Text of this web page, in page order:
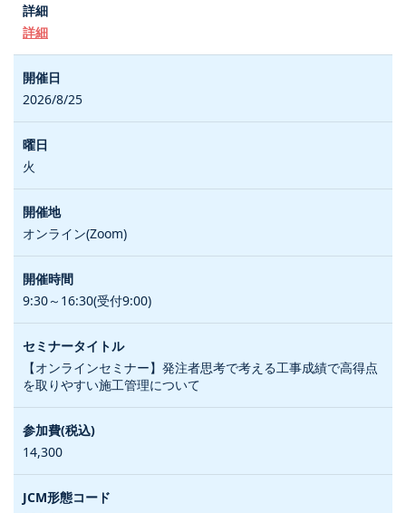
詳細
2026/8/25
火
オンライン(Zoom)
9:30～16:30(受付9:00)
【オンラインセミナー】発注者思考で考える工事成績で高得点
を取りやすい施工管理について
14,300